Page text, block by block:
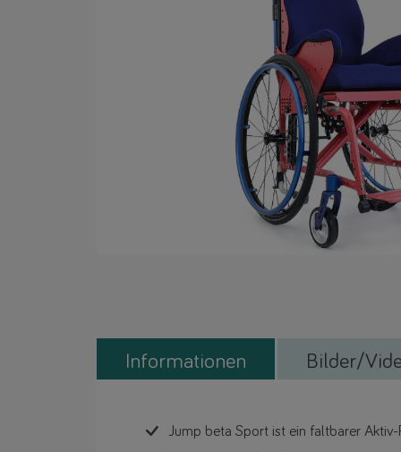
Informationen Bilder/
Jump beta Sport ist ein faltbarer